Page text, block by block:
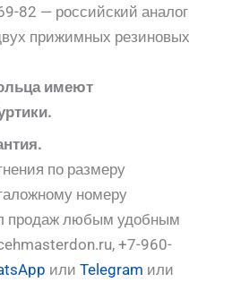
82 — российский аналог
прижимных резиновых
имеют
по размеру
номеру
продаж любым удобным
+7-960-
илиTelegram или